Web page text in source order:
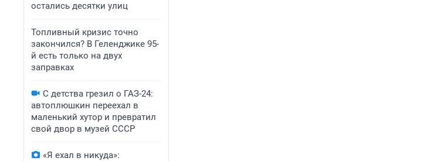
остались десятки улиц
Топливный кризис точно
закончился? В Геленджике 95-
й есть только на двух
заправках
С детства грезил о ГАЗ-24:
автоплюшкин переехал в
маленький хутор и превратил
свой двор в музей СССР
«Я ехал в никуда»: